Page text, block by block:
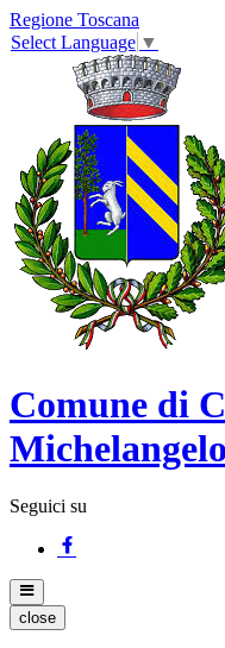
Regione Toscana
Select Language ▼
Comune di
Michelangelo
Seguici su
close